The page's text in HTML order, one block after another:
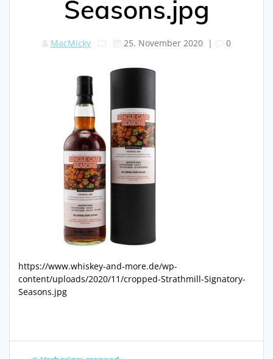
Seasons.jpg
MacMicky 25. November 2020 | 0
https://www.whiskey-and-more.de/wp-
content/uploads/2020/11/cropped-Strathmill-Signatory-
Seasons.jpg
Beitragsnavigation